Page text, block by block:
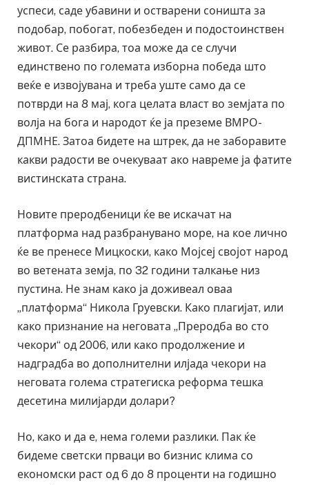
успеси, саде убавини и остварени соништа за
подобар, побогат, побезбеден и подостоинствен
живот. Се разбира, тоа може да се случи
единствено по големата изборна победа што
веќе е извојувана и треба уште само да се
потврди на 8 мај, кога целата власт во земјата по
волја на бога и народот ќе ја преземе ВМРО-
ДПМНЕ. Затоа бидете на штрек, да не заборавите
какви радости ве очекуваат ако навреме ја фатите
вистинската страна.
Новите преродбеници ќе ве искачат на
платформа над разбранувано море, на кое лично
ќе ве пренесе Мицкоски, како Мојсеј својот народ
во ветената земја, по 32 години талкање низ
пустина. Не знам како ја доживеал оваа
„платформа“ Никола Груевски. Како плагијат, или
како признание на неговата „Преродба во сто
чекори“ од 2006, или како продолжение и
надградба во дополнителни илјада чекори на
неговата голема стратегиска реформа тешка
десетина милијарди долари?
Но, како и да е, нема големи разлики. Пак ќе
бидеме светски прваци во бизнис клима со
економски раст од 6 до 8 проценти на годишно